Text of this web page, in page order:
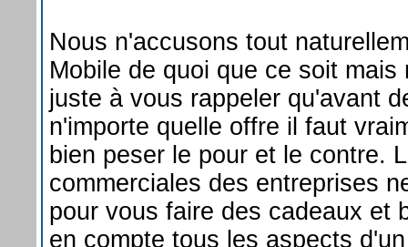
Nous n'accusons tout
Mobile de quoi que ce soit mais
juste à vous rappeler qu'avant
n'importe quelle offre il faut
bien peser le pour et le contre.
commerciales des entreprises
pour vous faire des cadeaux et
en compte tous les aspects